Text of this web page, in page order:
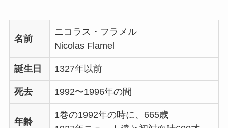
名前
ニコラス・フラメル
Nicolas Flamel
誕生日 1327年以前
死去 1992〜1996年の間
年齢
1巻の1992年の時に、665歳